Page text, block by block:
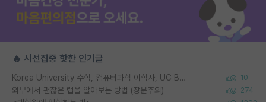
🔥 시선집중 핫한 인기글
Korea University 수학, 컴퓨터과학 이학사, UC Berkeley 산업공학 대학원 공학박사가 되는 것은 쉽지 않겠죠? 10
외부에서 괜찮은 랩을 알아보는 방법 (장문주의) 274